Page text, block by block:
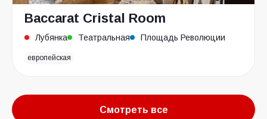
Baccarat Cristal Room
Лубянка Театральная Площадь Революции
европейская
Смотреть все